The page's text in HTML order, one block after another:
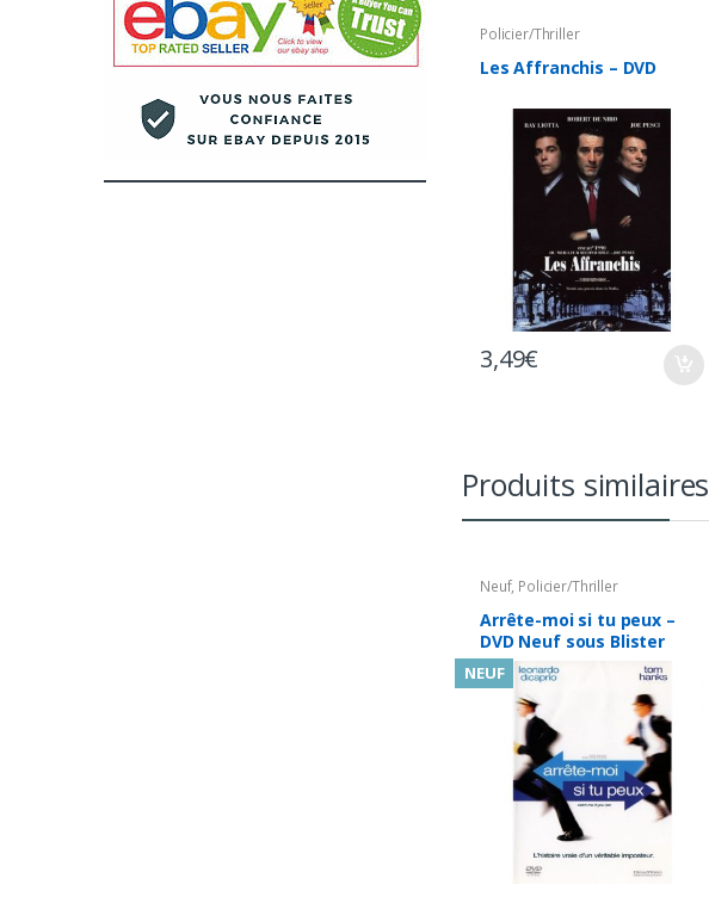
Policier/Thriller
Les Affranchis – DVD
3,49€
Produits similaires
Neuf, Policier/Thriller
Arrête-moi si tu peux –
DVD Neuf sous Blister
NEUF